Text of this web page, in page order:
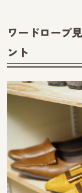
ワードローブ
ント